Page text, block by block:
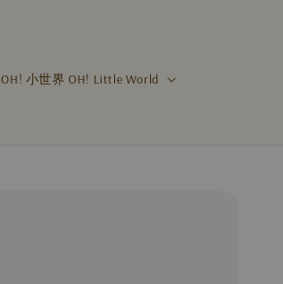
OH! 小世界 OH! Little World